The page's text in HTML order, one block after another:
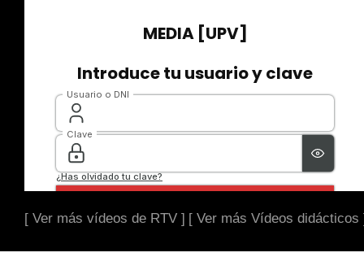
[ Ver más vídeos de RTV ] [ Ver más Vídeos didácticos